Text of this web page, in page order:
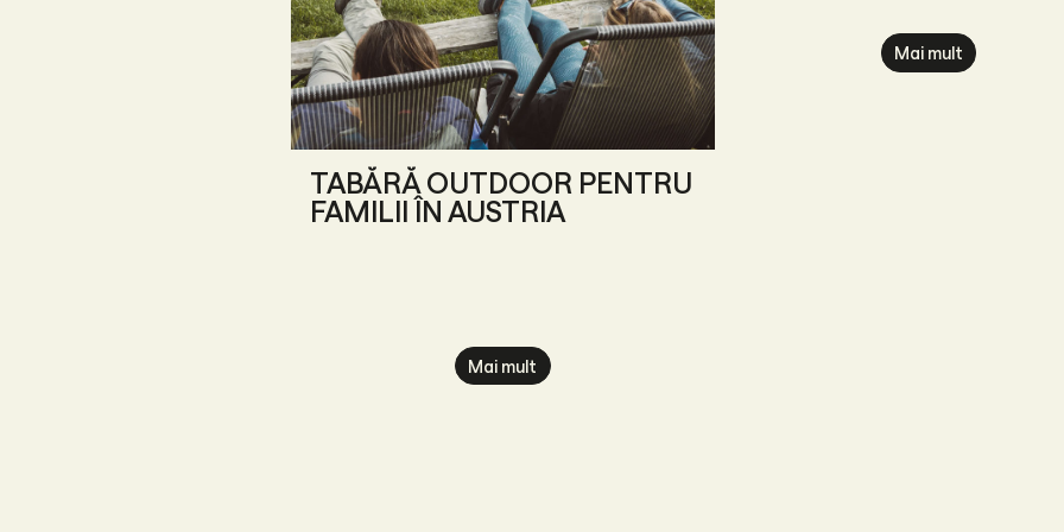
Mai mult
TABĂRĂ OUTDOOR PENTRU
FAMILII ÎN AUSTRIA
Mai mult